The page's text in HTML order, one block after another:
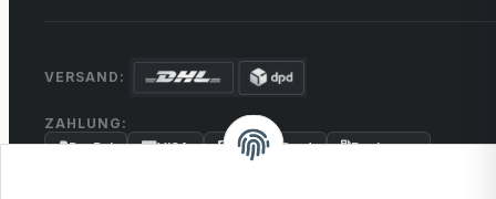
VERSAND:
ZAHLUNG:
PayPal
VISA MasterCard
Rechnung